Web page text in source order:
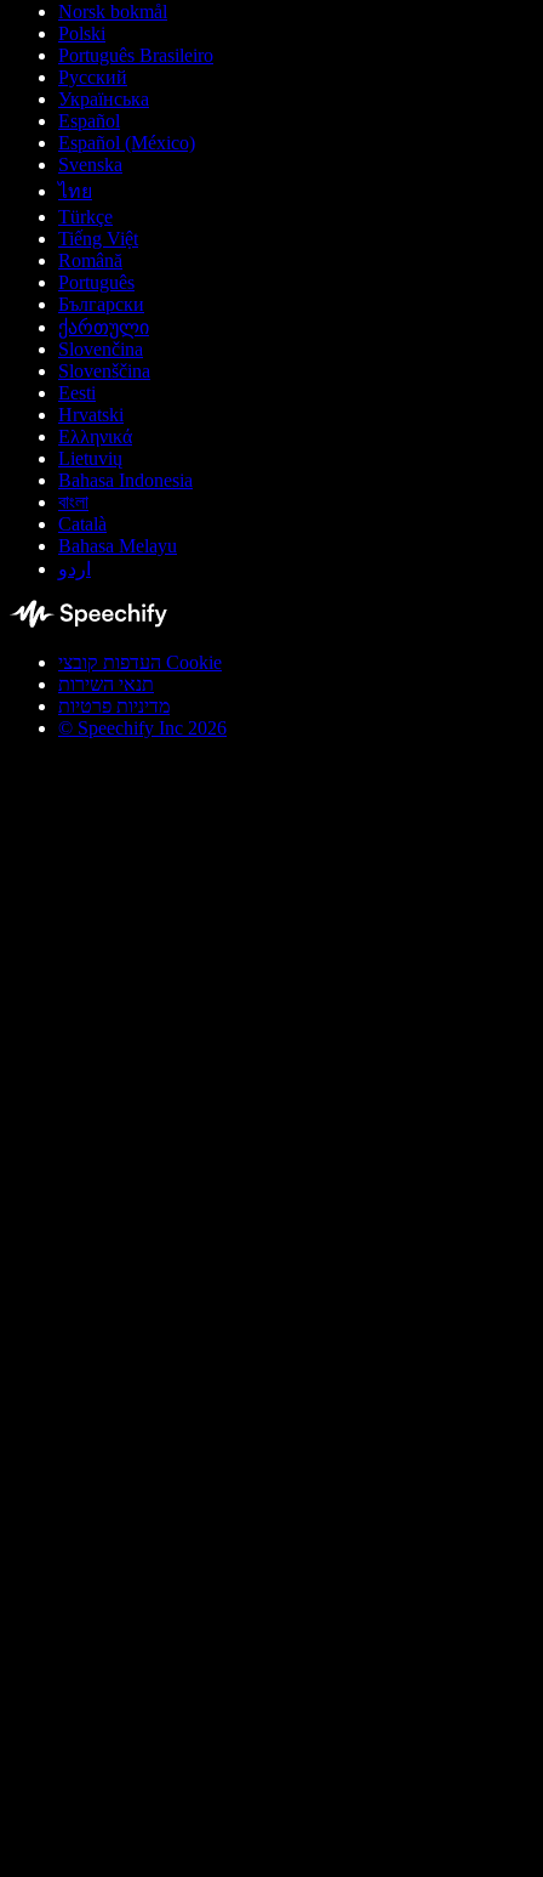
Norsk bokmål
Polski
Português Brasileiro
Русский
Українська
Español
Español (México)
Svenska
ไทย
Türkçe
Tiếng Việt
Română
Português
Български
ქართული
Slovenčina
Slovenščina
Eesti
Hrvatski
Ελληνικά
Lietuvių
Bahasa Indonesia
বাংলা
Català
Bahasa Melayu
اردو
העדפות קובצי Cookie
תנאי השירות
מדיניות פרטיות
© Speechify Inc 2026